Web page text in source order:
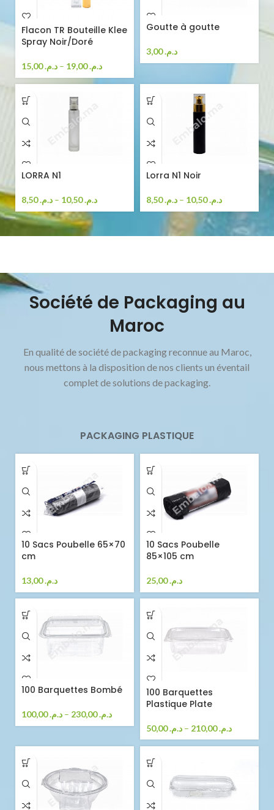
Flacon TR Bouteille Klee
Spray Noir/Doré
د.م.15,00 – د.م.19,00
Goutte à goutte
د.م.3,00
LORRA N1
د.م.8,50 – د.م.10,50
Lorra N1 Noir
د.م.8,50 – د.م.10,50
Société de Packaging au
Maroc
En qualité de société de packaging reconnue au Maroc,
nous mettons à la disposition de nos clients un éventail
complet de solutions de packaging.
PACKAGING PLASTIQUE
10 Sacs Poubelle 65×70
cm
د.م.13,00
10 Sacs Poubelle
85×105 cm
د.م.25,00
100 Barquettes Bombé
د.م.100,00 – د.م.230,00
100 Barquettes
Plastique Plate
د.م.50,00 – د.م.210,00